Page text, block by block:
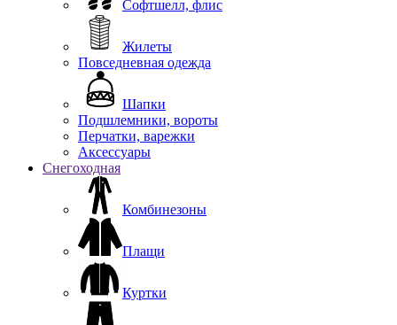
Софтшелл, флис
Жилеты
Повседневная одежда
Шапки
Подшлемники, вороты
Перчатки, варежки
Аксессуары
Снегоходная
Комбинезоны
Плащи
Куртки